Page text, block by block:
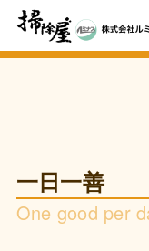
一日一善
One good per